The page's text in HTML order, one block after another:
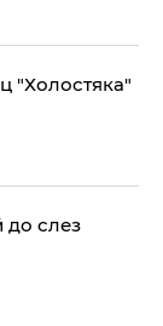
"Холостяка"
до слез